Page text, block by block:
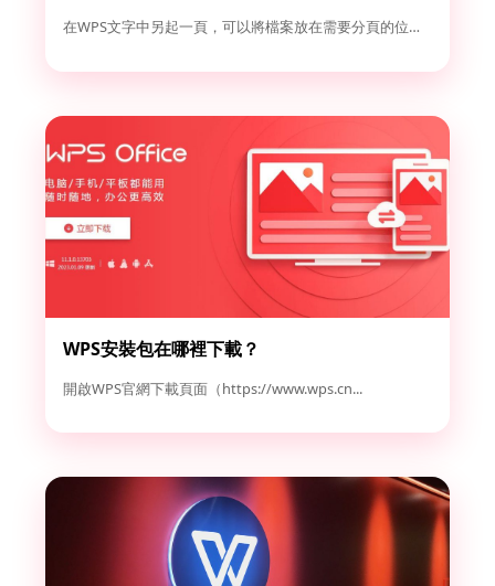
在WPS文字中另起一頁，可以將檔案放在需要分頁的位置，然後點...
WPS安裝包在哪裡下載？
開啟WPS官網下載頁面（https://www.wps.cn...